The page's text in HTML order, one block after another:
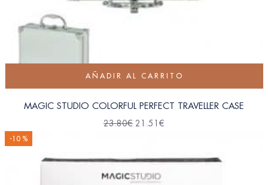
AÑADIR AL CARRITO
MAGIC STUDIO COLORFUL PERFECT TRAVELLER CASE
23.80€ 21.51 €
-10 %